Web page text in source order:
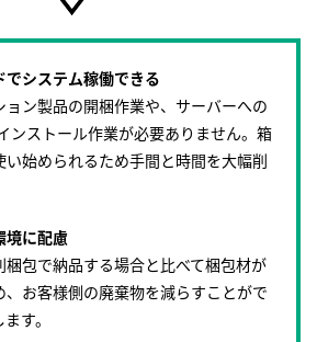
システム稼働できる
ョン製品の開梱作業や、サーバーへの
ンストール作業が必要ありません。箱
い始められるため手間と時間を大幅削
境に配慮
包で納品する場合と比べて梱包材が
、お客様側の廃棄物を減らすことがで
す。